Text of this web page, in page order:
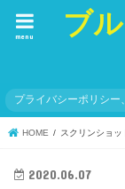
ブ
menu
プライバシーポリシー
HOME スクリンショ
2020.06.07